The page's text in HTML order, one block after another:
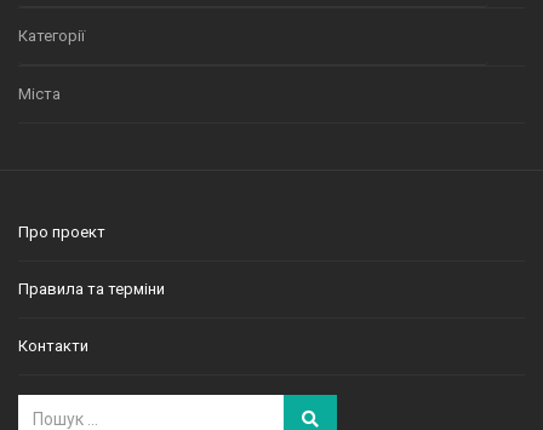
Категорії
Міста
Про проект
Правила та терміни
Контакти